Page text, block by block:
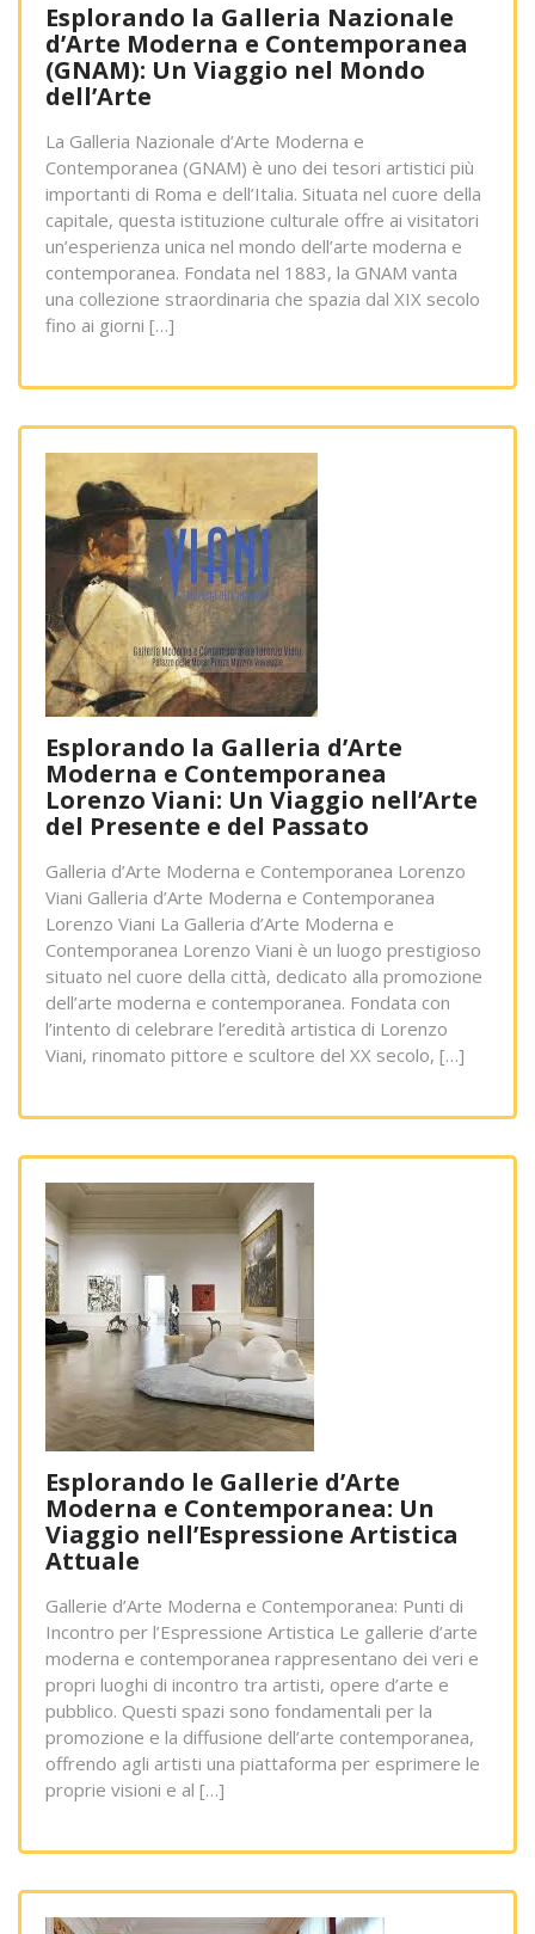
Esplorando la Galleria Nazionale
d’Arte Moderna e Contemporanea
(GNAM): Un Viaggio nel Mondo
dell’Arte
La Galleria Nazionale d’Arte Moderna e
Contemporanea (GNAM) è uno dei tesori artistici più
importanti di Roma e dell’Italia. Situata nel cuore della
capitale, questa istituzione culturale offre ai visitatori
un’esperienza unica nel mondo dell’arte moderna e
contemporanea. Fondata nel 1883, la GNAM vanta
una collezione straordinaria che spazia dal XIX secolo
fino ai giorni […]
Esplorando la Galleria d’Arte
Moderna e Contemporanea
Lorenzo Viani: Un Viaggio nell’Arte
del Presente e del Passato
Galleria d’Arte Moderna e Contemporanea Lorenzo
Viani Galleria d’Arte Moderna e Contemporanea
Lorenzo Viani La Galleria d’Arte Moderna e
Contemporanea Lorenzo Viani è un luogo prestigioso
situato nel cuore della città, dedicato alla promozione
dell’arte moderna e contemporanea. Fondata con
l’intento di celebrare l’eredità artistica di Lorenzo
Viani, rinomato pittore e scultore del XX secolo, […]
Esplorando le Gallerie d’Arte
Moderna e Contemporanea: Un
Viaggio nell’Espressione Artistica
Attuale
Gallerie d’Arte Moderna e Contemporanea: Punti di
Incontro per l’Espressione Artistica Le gallerie d’arte
moderna e contemporanea rappresentano dei veri e
propri luoghi di incontro tra artisti, opere d’arte e
pubblico. Questi spazi sono fondamentali per la
promozione e la diffusione dell’arte contemporanea,
offrendo agli artisti una piattaforma per esprimere le
proprie visioni e al […]